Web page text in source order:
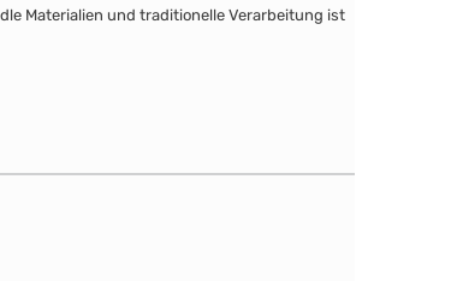
Materialien und traditionelle Verarbeitung ist